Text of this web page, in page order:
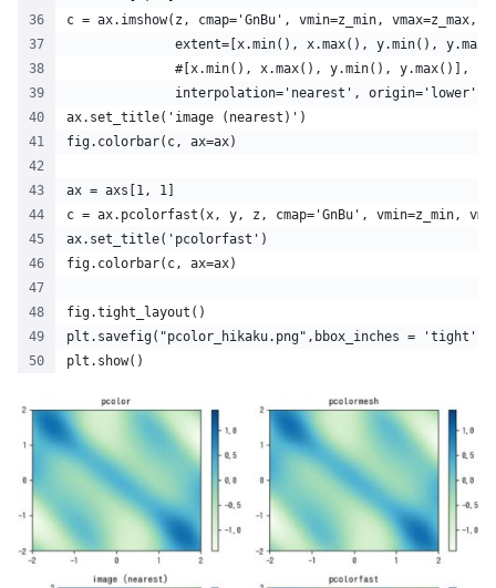
c = ax.imshow(z, cmap='GnBu', vmin=z_min, vmax=z_max,
extent=[x.min(), x.max(), y.min(),
              #[x.min(), x.max(), y.min(), y.max()],
              interpolation='nearest', origin='lower')
ax.set_title('image (nearest)')
fig.colorbar(c, ax=ax)
ax = axs[1, 1]
c = ax.pcolorfast(x, y, z, cmap='GnBu', vmin=z_min,
ax.set_title('pcolorfast')
fig.colorbar(c, ax=ax)
fig.tight_layout()
plt.savefig("pcolor_hikaku.png",bbox_inches = 'tight',
plt.show()